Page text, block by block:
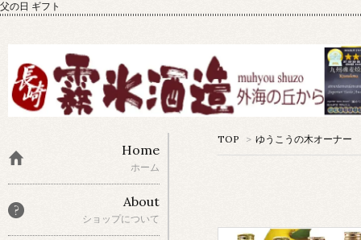
父の日 ギフト
TOP > ゆうこうの木オーナー
Home
ホーム
About
ショップについて